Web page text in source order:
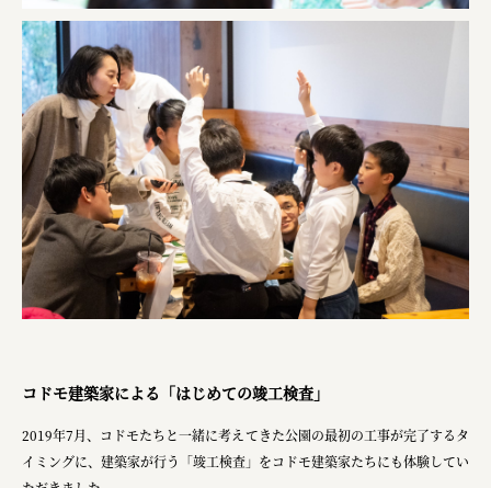
コドモ建築家による「はじめての竣工検査」
2019年7月、コドモたちと一緒に考えてきた公園の最初の工事が完了するタ
イミングに、建築家が行う「竣工検査」をコドモ建築家たちにも体験してい